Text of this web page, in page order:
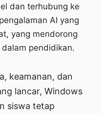
dan terhubung ke
AI yang
yang mendorong
pendidikan.
keamanan, dan
lancar, Windows
siswa tetap